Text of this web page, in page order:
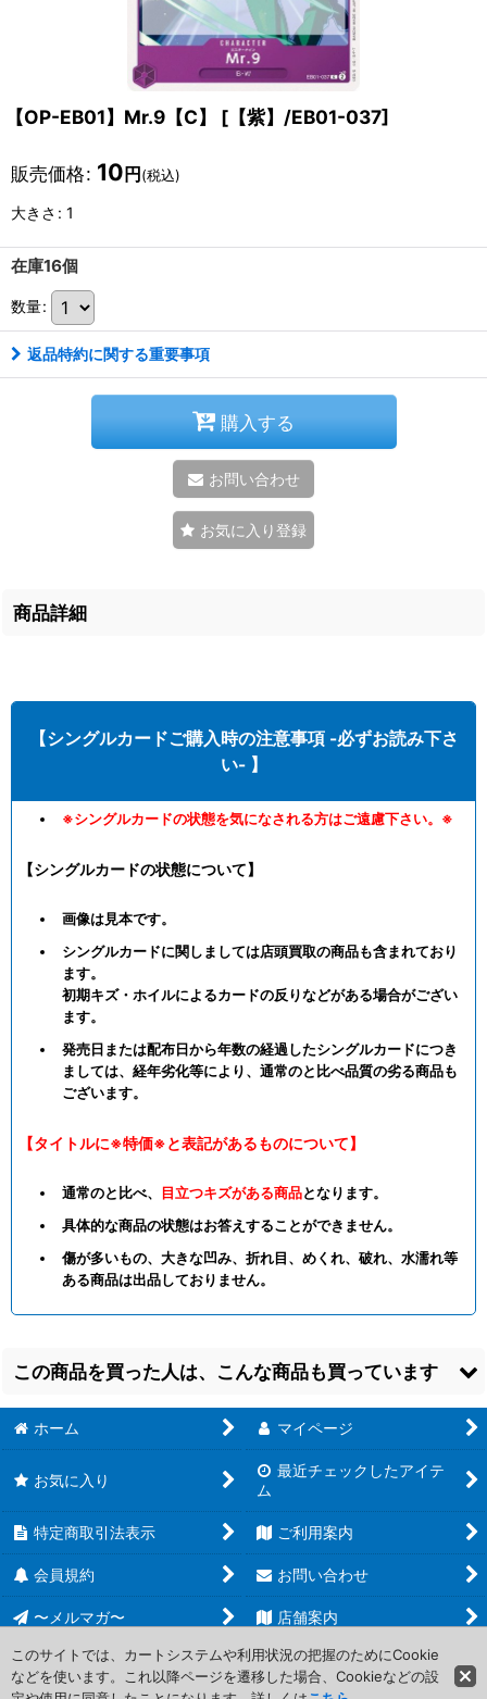
【OP-EB01】Mr.9【C】 [ 【紫】/EB01-037]
販売価格: 10 円 (税込)
大きさ : 1
在庫16個
数量:
返品特約に関する重要事項
購入する
お問い合わせ
お気に入り登録
商品詳細
【シングルカードご購入時の注意事項 -必ずお読み下さ
い- 】
※シングルカードの状態を気になされる方はご遠慮下さい。※
【シングルカードの状態について】
画像は見本です。
シングルカードに関しましては店頭買取の商品も含まれており
ます。
初期キズ・ホイルによるカードの反りなどがある場合がござい
ます。
発売日または配布日から年数の経過したシングルカードにつき
ましては、経年劣化等により、通常のと比べ品質の劣る商品も
ございます。
【タイトルに※特価※と表記があるものについて】
通常のと比べ、 目立つキズがある商品となります。
具体的な商品の状態はお答えすることができません。
傷が多いもの、大きな凹み、折れ目、めくれ、破れ、水濡れ等
ある商品は出品しておりません。
この商品を買った人は、こんな商品も買っています
【OP-EB01】Mr.1(ダ
ズ・ボーネス)【R】
[ 【青】/EB01-027
30円 (税込)
【OP-EB01】ハンニャ
バル【L】
【青
紫】/EB01-021
(税込)
【OP-EB01】ラブーン
【C】
047]
10
ホーム マイページ
お気に入り
最近チェックしたアイテ
ム
特定商取引法表示 ご利用案内
会員規約 お問い合わせ
〜メルマガ〜 店舗案内
Copyright (C) 2006-2017 PROJECT CORE Corporation. All Rights
このサイトでは、カートシステムや利用状況の把握のためにCookie
などを使います。これ以降ページを遷移した場合、Cookieなどの設